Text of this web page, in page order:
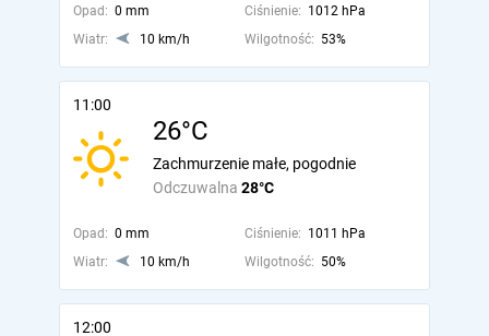
Opad: 0 mm Ciśnienie: 1012 hPa
Wiatr:
10 km/h Wilgotność: 53%
11:00
26°C
Odczuwalna 28°C
Zachmurzenie małe, pogodnie
Opad: 0 mm Ciśnienie: 1011 hPa
Wiatr:
10 km/h Wilgotność: 50%
12:00